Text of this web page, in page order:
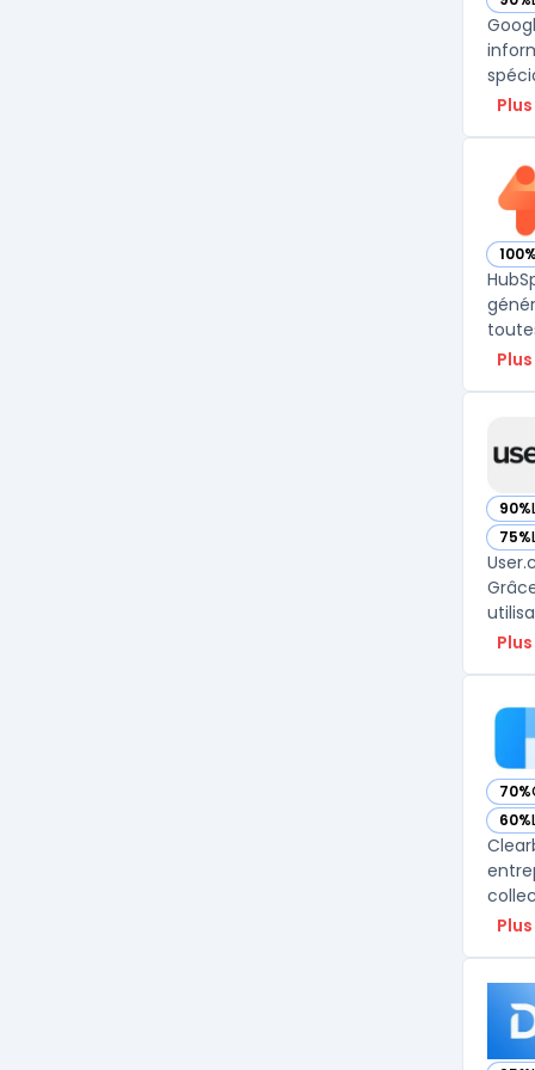
—
100%
—
90%
—
75%
—
70%
—
60%
—